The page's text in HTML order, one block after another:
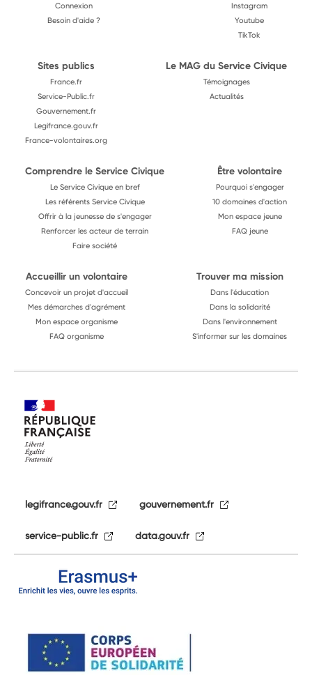
Connexion
Besoin d'aide ?
Instagram
Youtube
TikTok
Sites publics
France.fr
Service-Public.fr
Gouvernement.fr
Legifrance.gouv.fr
France-volontaires.org
Le MAG du Service Civique
Témoignages
Actualités
Comprendre le Service Civique
Le Service Civique en bref
Les référents Service Civique
Offrir à la jeunesse de s'engager
Renforcer les acteur de terrain
Faire société
Être volontaire
Pourquoi s'engager
10 domaines d'action
Mon espace jeune
FAQ jeune
Accueillir un volontaire
Concevoir un projet d'accueil
Mes démarches d'agrément
Mon espace organisme
FAQ organisme
Trouver ma mission
Dans l'éducation
Dans la solidarité
Dans l'environnement
S'informer sur les domaines
legifrance.gouv.fr gouvernement.fr
service-public.fr data.gouv.fr